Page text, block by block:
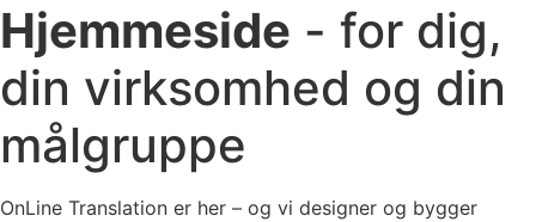
Hjemmeside - for dig,
din virksomhed og din
målgruppe
OnLine Translation er her – og vi designer og bygger